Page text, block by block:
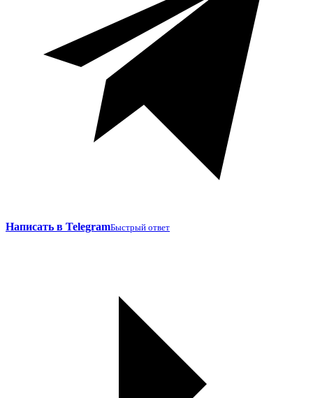
Написать в TelegramБыстрый ответ